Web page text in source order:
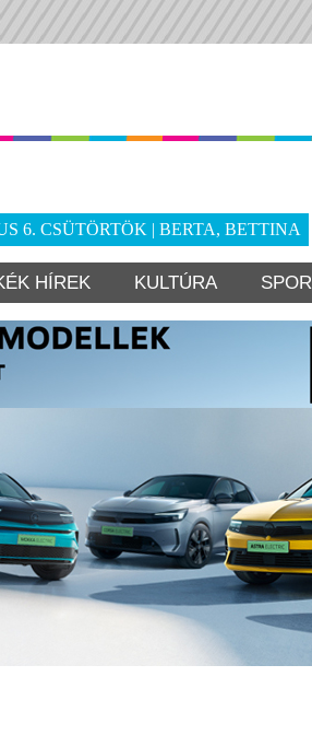
6. CSÜTÖRTÖK | BERTA, BETTINA
HÍREK KULTÚRA